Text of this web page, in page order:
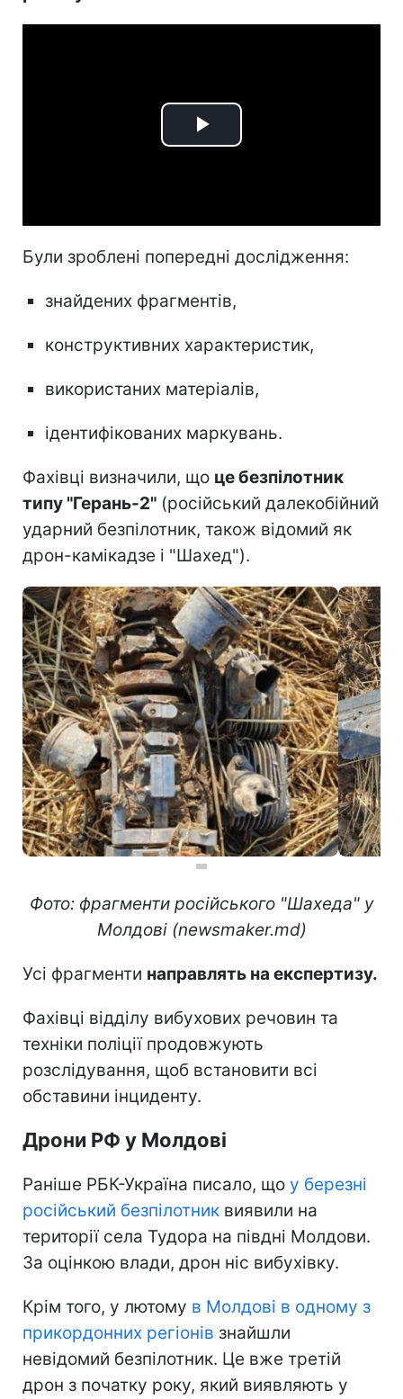
Play
Були зроблені попередні дослідження:
знайдених фрагментів,
конструктивних характеристик,
використаних матеріалів,
ідентифікованих маркувань.
Фахівці визначили, що це безпілотник
типу "Герань-2" (російський далекобійний
ударний безпілотник, також відомий як
дрон-камікадзе і "Шахед").
Фото: фрагменти російського "Шахеда" у
Молдові (newsmaker.md)
Усі фрагменти направлять на експертизу.
Фахівці відділу вибухових речовин та
техніки поліції продовжують
розслідування, щоб встановити всі
обставини інциденту.
Дрони РФ у Молдові
Раніше РБК-Україна писало, що у березні
російський безпілотник виявили на
території села Тудора на півдні Молдови.
За оцінкою влади, дрон ніс вибухівку.
Крім того, у лютому в Молдові в одному з
прикордонних регіонів знайшли
невідомий безпілотник. Це вже третій
дрон з початку року, який виявляють у